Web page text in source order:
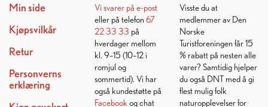
Min side
Kjøpsvilkår
Retur
Personverns
erklæring
Vi svarer på e-post
eller på telefon 67
22 33 33 på
hverdager mellom
kl. 9–15 (10–12 i
romjul og
sommertid). Vi har
også kundestøtte på
Facebook og chat
Visste du at
medlemmer av Den
Norske
Turistforeningen får 15
% rabatt på nesten alle
varer? Samtidig hjelper
du også DNT med å gi
flest mulig folk
naturopplevelser for